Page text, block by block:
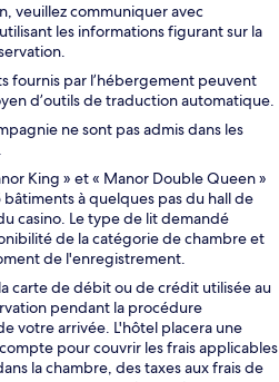
veuillez communiquer avec
les informations figurant sur la
fournis par l’hébergement peuvent
d’outils de traduction automatique.
ne sont pas admis dans les
King » et « Manor Double Queen »
bâtiments à quelques pas du hall de
casino. Le type de lit demandé
de la catégorie de chambre et
de l'enregistrement.
carte de débit ou de crédit utilisée au
pendant la procédure
votre arrivée. L'hôtel placera une
pour couvrir les frais applicables
la chambre, des taxes aux frais de